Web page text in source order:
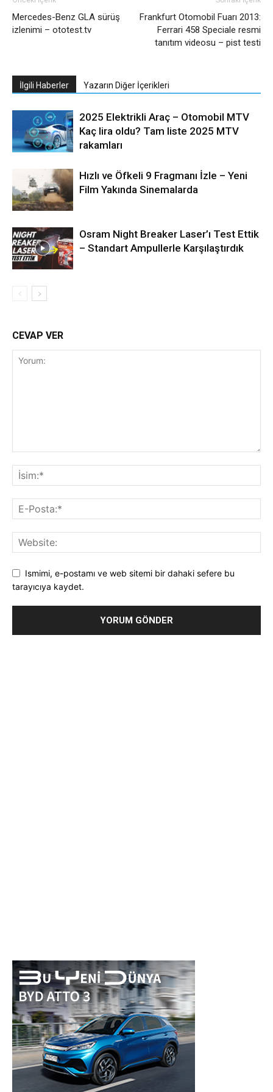
Mercedes-Benz GLA sürüş
izlenimi – ototest.tv
Frankfurt Otomobil Fuarı 2013:
Ferrari 458 Speciale resmi
tanıtım videosu – pist testi
İlgili Haberler Yazarın Diğer İçerikleri
2025 Elektrikli Araç – Otomobil MTV
Kaç lira oldu? Tam liste 2025 MTV
rakamları
Hızlı ve Öfkeli 9 Fragmanı İzle – Yeni
Film Yakında Sinemalarda
Osram Night Breaker Laser’ı Test Ettik
– Standart Ampullerle Karşılaştırdık
CEVAP VER
Ismimi, e-postamı ve web sitemi bir dahaki sefere bu
tarayıcıya kaydet.